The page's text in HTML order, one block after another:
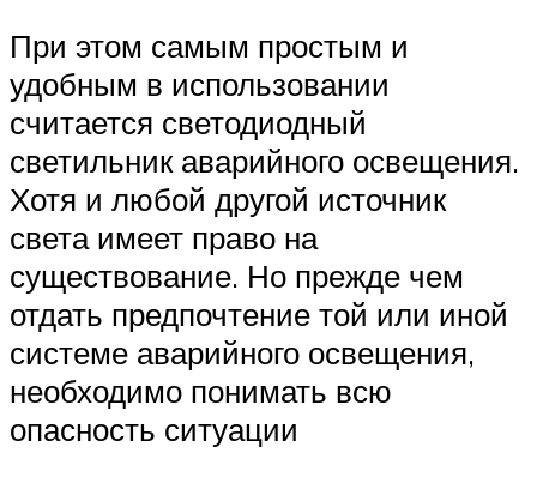
При этом самым простым и
удобным в использовании
считается светодиодный
светильник аварийного освещения.
Хотя и любой другой источник
света имеет право на
существование. Но прежде чем
отдать предпочтение той или иной
системе аварийного освещения,
необходимо понимать всю
опасность ситуации